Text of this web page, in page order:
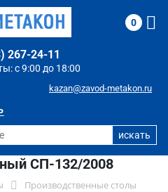
с 9:00 до 18:00
267-24-11
kazan@zavod-metakon.ru
0
СП-132/2008
Производственные столы